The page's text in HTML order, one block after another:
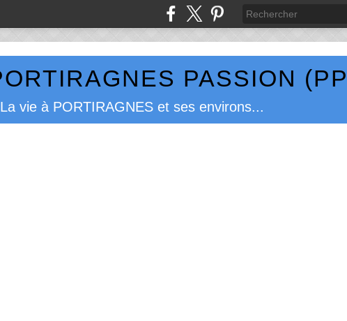
PASSION
La vie à PORTIRAGNES et ses environs...